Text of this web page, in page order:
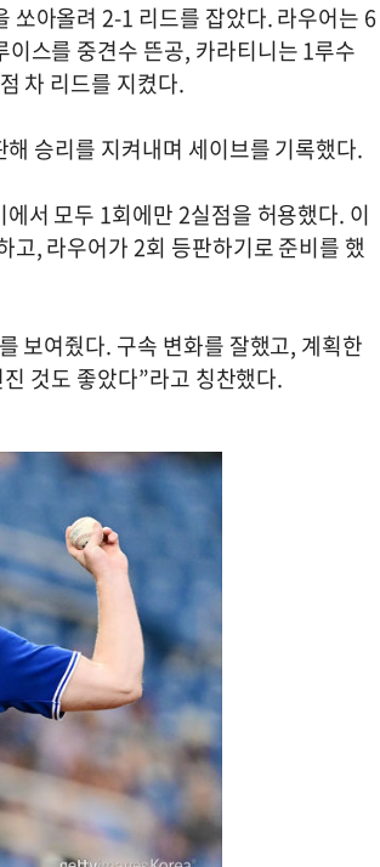
쏘아올려 2-1 리드를 잡았다. 라우어는 6
스를 중견수 뜬공, 카라티니는 1루수
차 리드를 지켰다.
승리를 지켜내며 세이브를 기록했다.
서 모두 1회에만 2실점을 허용했다. 이
고, 라우어가 2회 등판하기로 준비를 했
보여줬다. 구속 변화를 잘했고, 계획한
것도 좋았다”라고 칭찬했다.